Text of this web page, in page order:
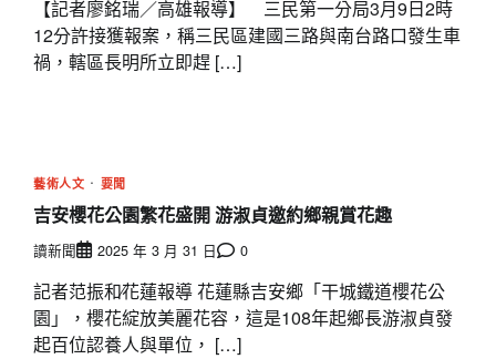
【記者廖銘瑞／高雄報導】 三民第一分局3月9日2時
12分許接獲報案，稱三民區建國三路與南台路口發生車
禍，轄區長明所立即趕 […]
藝術人文 要聞
吉安櫻花公園繁花盛開 游淑貞邀約鄉親賞花趣
讀新聞 2025 年 3 月 31 日 0
記者范振和∕花蓮報導 花蓮縣吉安鄉「干城鐵道櫻花公
園」，櫻花綻放美麗花容，這是108年起鄉長游淑貞發
起百位認養人與單位， […]